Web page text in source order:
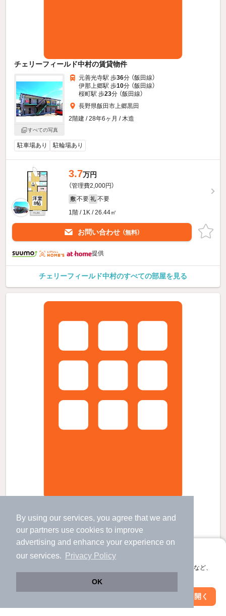
By using our services, you agree that we and
our partners use cookies to improve
advertising and enhance your experience on
our services.
Privacy Policy
OK
アプリに切り替えて、サクサクお部屋探し
会員登録なしですぐ使える。マップ検索やお気に入り保存など、
アプリを開く
チェリーフィールド中村の賃貸物件
すべての写真
元善光寺駅 歩36分 （飯田線）
伊那上郷駅 歩10分 （飯田線）
桜町駅 歩23分 （飯田線）
長野県飯田市上郷黒田
2階建 / 28年6ヶ月 / 木造
駐車場あり 駐輪場あり
3.7万円
（管理費2,000円）
敷 不要 礼 不要
1階 / 1K / 26.44㎡
お問い合わせ （無料）
提供
チェリーフィールド中村のすべての部屋を見る
元善光寺駅 歩53分 （飯田線）
市田駅 バス
38
下市田駅 歩53分 （飯田線）
長野県下伊那郡豊丘村大字神稲
3階建 / 29年9ヶ月 / RC
（管理費1,000円）
絞り込み条件を変更